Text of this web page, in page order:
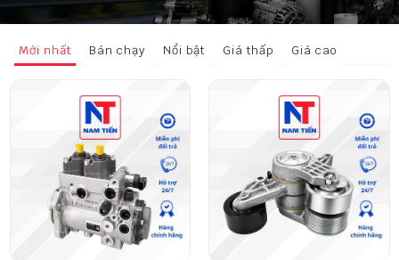
Mới nhất Bán chạy Nổi bật Giá thấp Giá cao